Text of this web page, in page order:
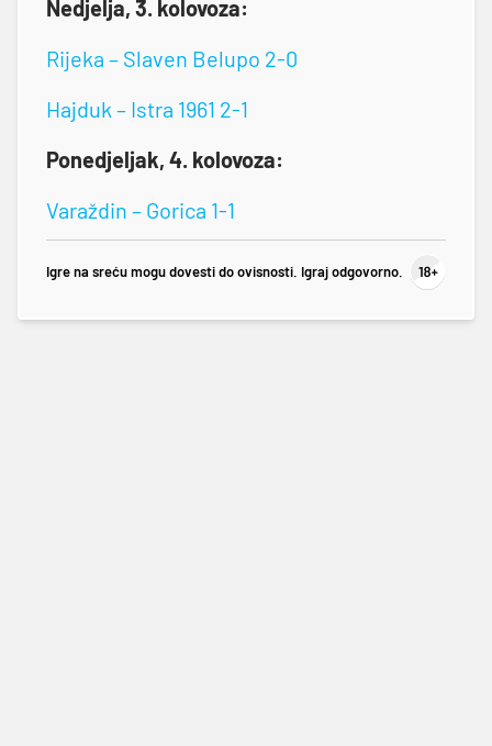
Nedjelja, 3. kolovoza:
Rijeka – Slaven Belupo 2-0
Hajduk – Istra 1961 2-1
Ponedjeljak, 4. kolovoza:
Varaždin – Gorica 1-1
Igre na sreću mogu dovesti do ovisnosti. Igraj odgovorno.